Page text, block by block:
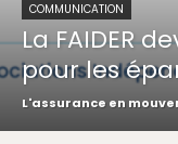
COMMUNICATION
La FAIDER
pour les
L'assurance en